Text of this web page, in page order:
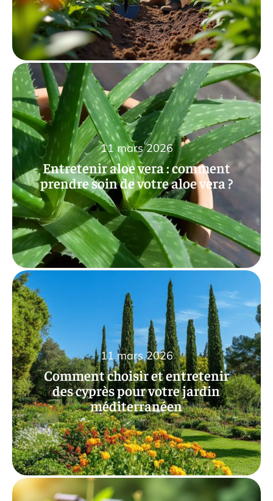
Entretenir aloe vera : comment
prendre soin de votre aloe vera ?
11 mars 2026
Comment choisir et entretenir
des cyprès pour votre jardin
méditerranéen
11 mars 2026